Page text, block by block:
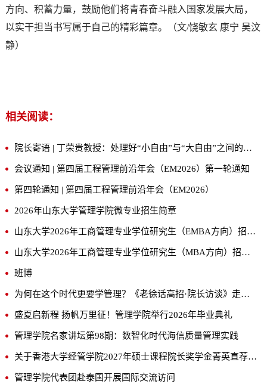
方向、积蓄力量，鼓励他们将青春奋斗融入国家发展大局，
以实干担当书写属于自己的精彩篇章。（文/饶敏玄 康宁 吴汶
静）
相关阅读：
院长寄语 | 丁荣贵教授：处理好“小自由”与“大自由”之间的关系
会议通知 | 第四届工程管理前沿年会（EM2026）第一轮通知
第四轮通知 | 第四届工程管理前沿年会（EM2026）
2026年山东大学管理学院微专业招生简章
山东大学2026年工商管理专业学位研究生（EMBA方向）招生简章
山东大学2026年工商管理专业学位研究生（MBA方向）招生简章
班博
为何在这个时代更要学管理？《老徐话高招·院长访谈》走进山大管院，为你深度揭秘！
盛夏启新程 扬帆万里征！管理学院举行2026年毕业典礼
管理学院名家讲坛第98期：数智化时代海信质量管理实践
关于香港大学经管学院2027年硕士课程院长奖学金菁英直荐计划的通知
管理学院代表团赴泰国开展国际交流访问